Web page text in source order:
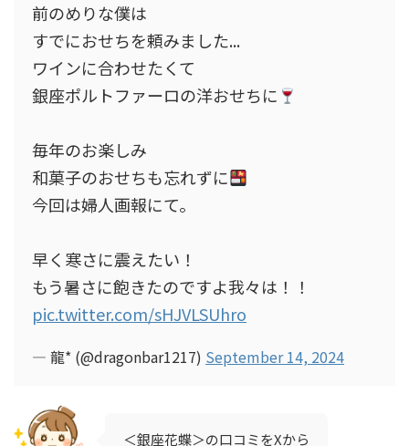
前のめりな僕は
すでにおせちを頼みました...
ワインに合わせたくて
銀座ポルトファーロの洋おせちに
毎年のお楽しみ
和菓子のおせちも忘れずに
今回は婦人画報にて。
早く寒さに震えたい！
もう暑さに飽きたのですよ我々は！！
pic.twitter.com/sHJVLSUhro
— 龍* (@dragonbar1217) September 14, 2024
＜銀座花蝶＞の口コミをXから